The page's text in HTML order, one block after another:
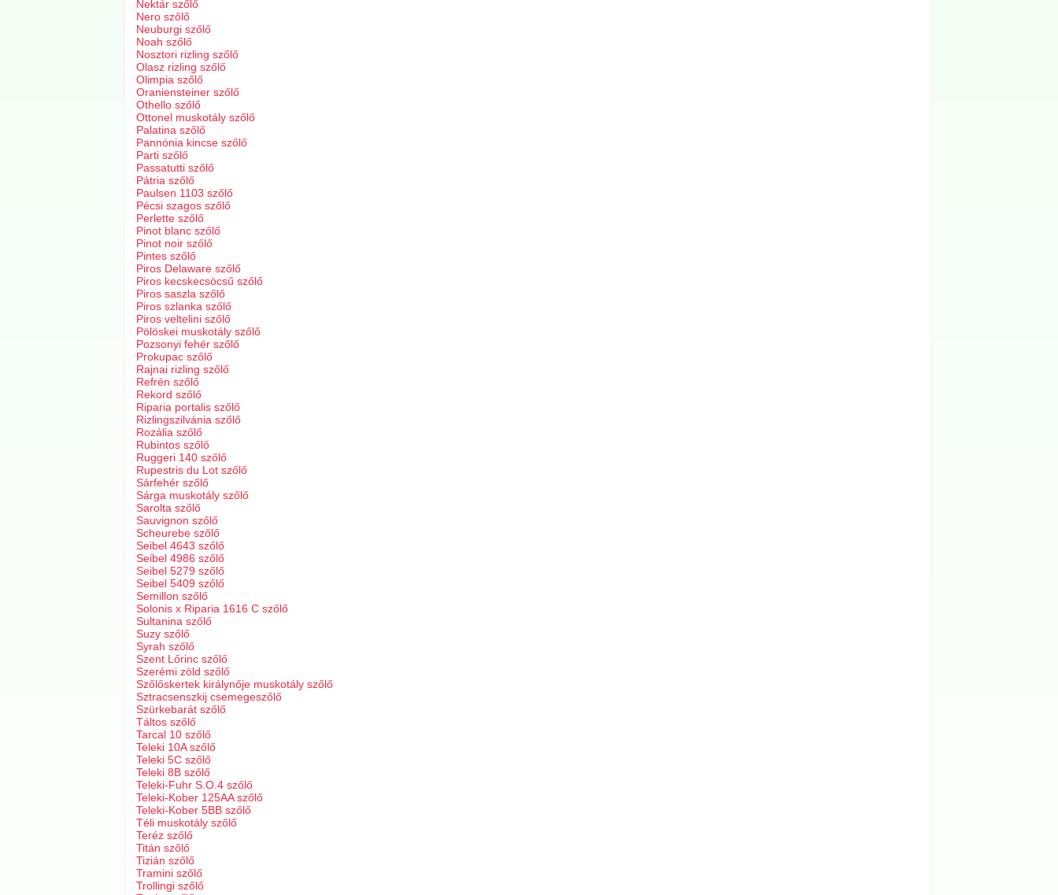
Nektár szőlő
Nero szőlő
Neuburgi szőlő
Noah szőlő
Nosztori rizling szőlő
Olasz rizling szőlő
Olimpia szőlő
Oraniensteiner szőlő
Othello szőlő
Ottonel muskotály szőlő
Palatina szőlő
Pannónia kincse szőlő
Parti szőlő
Passatutti szőlő
Pátria szőlő
Paulsen 1103 szőlő
Pécsi szagos szőlő
Perlette szőlő
Pinot blanc szőlő
Pinot noir szőlő
Pintes szőlő
Piros Delaware szőlő
Piros kecskecsöcsű szőlő
Piros saszla szőlő
Piros szlanka szőlő
Piros veltelini szőlő
Pölöskei muskotály szőlő
Pozsonyi fehér szőlő
Prokupac szőlő
Rajnai rizling szőlő
Refrén szőlő
Rekord szőlő
Riparia portalis szőlő
Rizlingszilvánia szőlő
Rozália szőlő
Rubintos szőlő
Ruggeri 140 szőlő
Rupestris du Lot szőlő
Sárfehér szőlő
Sárga muskotály szőlő
Sarolta szőlő
Sauvignon szőlő
Scheurebe szőlő
Seibel 4643 szőlő
Seibel 4986 szőlő
Seibel 5279 szőlő
Seibel 5409 szőlő
Semillon szőlő
Solonis x Riparia 1616 C szőlő
Sultanina szőlő
Suzy szőlő
Syrah szőlő
Szent Lőrinc szőlő
Szerémi zöld szőlő
Szőlőskertek királynője muskotály szőlő
Sztracsenszkij csemegeszőlő
Szürkebarát szőlő
Táltos szőlő
Tarcal 10 szőlő
Teleki 10A szőlő
Teleki 5C szőlő
Teleki 8B szőlő
Teleki-Fuhr S.O.4 szőlő
Teleki-Kober 125AA szőlő
Teleki-Kober 5BB szőlő
Téli muskotály szőlő
Teréz szőlő
Titán szőlő
Tizián szőlő
Tramini szőlő
Trollingi szőlő